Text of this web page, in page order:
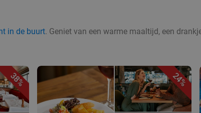
in de buurt. Geniet van een warme maaltijd, een
38% 24%